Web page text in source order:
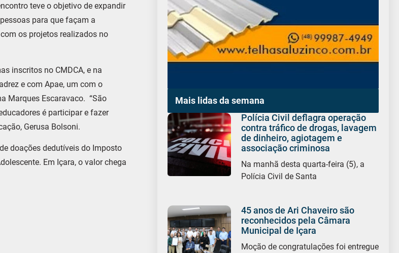
teve o objetivo de expandir
para que façam a
os projetos realizados no
inscritos no CMDCA, e na
e com Apae, um com o
Marques Escaravaco. “São
é participar e fazer
Gerusa Bolsoni.
doações dedutíveis do Imposto
Em Içara, o valor chega
Mais lidas da semana
Polícia Civil deflagra operação
contra tráfico de drogas, lavagem
de dinheiro, agiotagem e
associação criminosa
Na manhã desta quarta-feira (5), a
Polícia Civil de Santa
45 anos de Ari Chaveiro são
reconhecidos pela Câmara
Municipal de Içara
Moção de congratulações foi entregue